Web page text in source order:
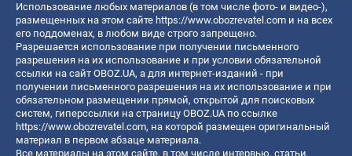
Использование любых материалов (в том числе фото- и видео-),
размещенных на этом сайте https://www.obozrevatel.com и на всех
его поддоменах, в любом виде строго запрещено.
Разрешается использование при получении письменного
разрешения на их использование и при условии обязательной
ссылки на сайт OBOZ.UA, а для интернет-изданий - при
получении письменного разрешения на их использование и при
обязательном размещении прямой, открытой для поисковых
систем, гиперссылки на страницу OBOZ.UA по ссылке
https://www.obozrevatel.com, на которой размещен оригинальный
материал в первом абзаце материала.
Все материалы на этом сайте, в том числе интервью, статьи,